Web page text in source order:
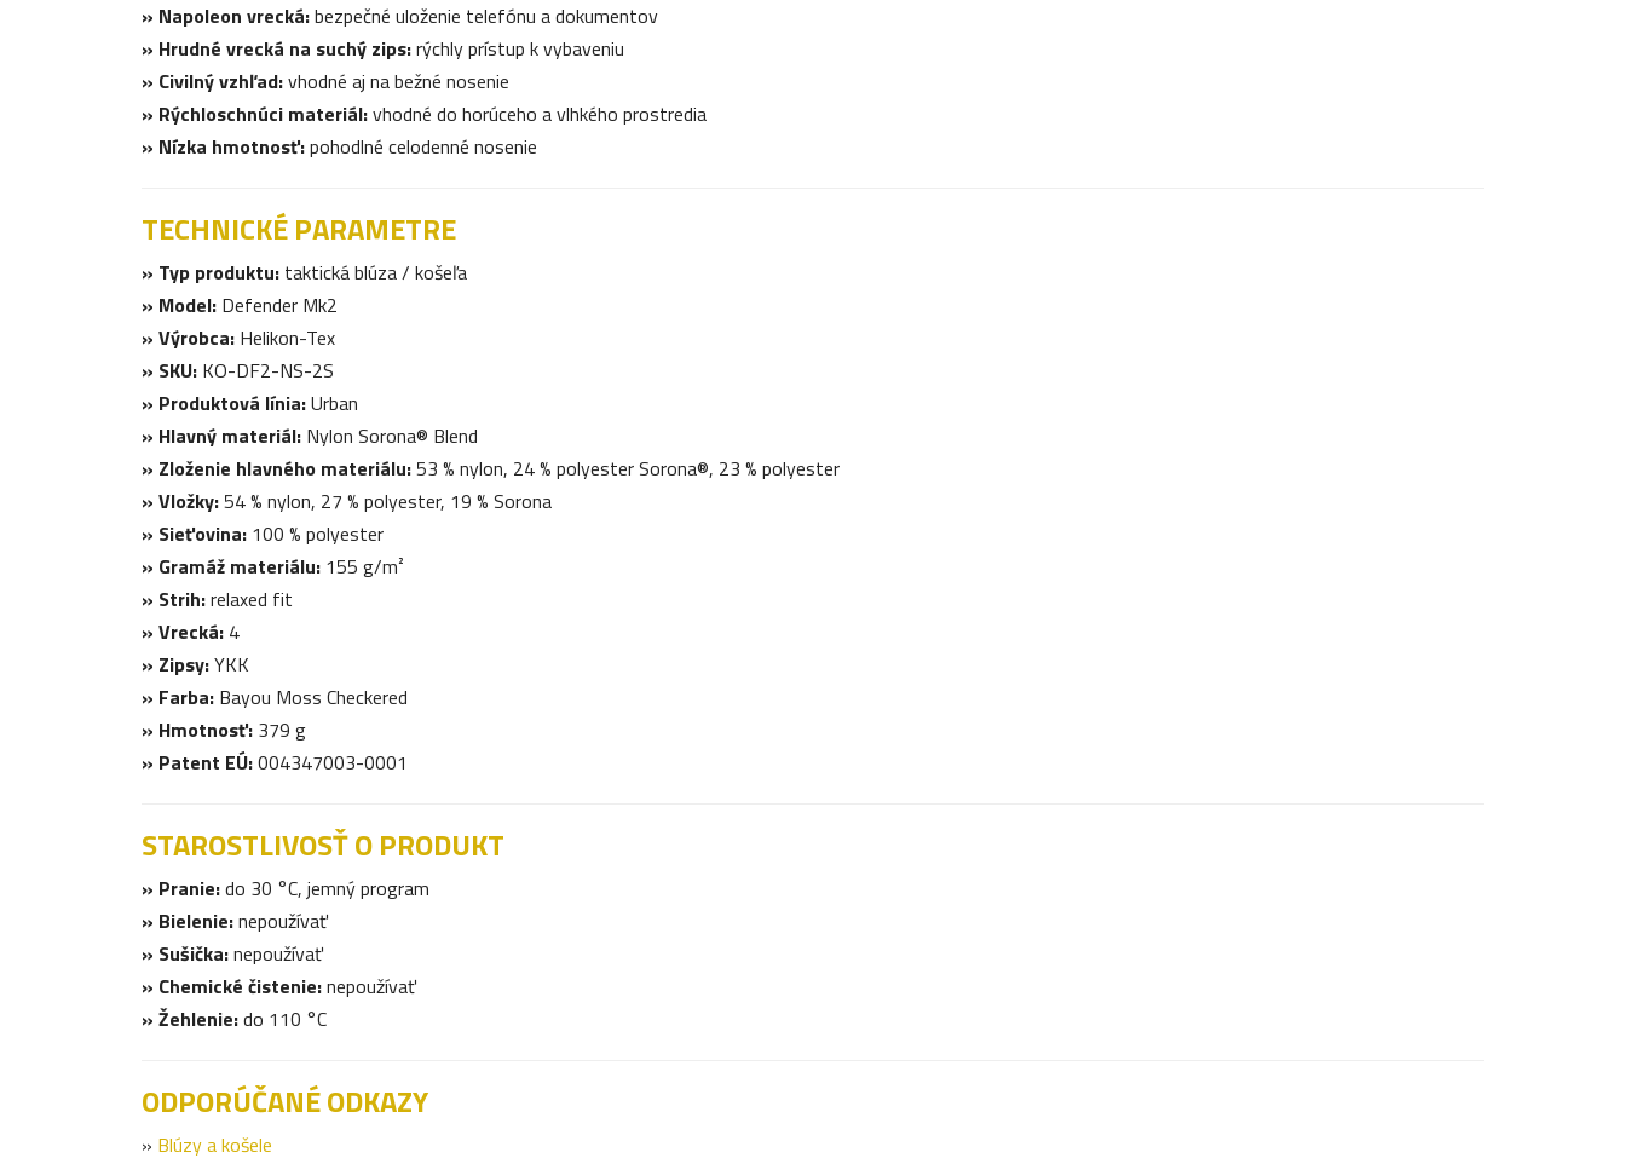
» Napoleon vrecká:bezpečné uloženie telefónu a dokumentov
» Hrudné vrecká na suchý zips:rýchly prístup k vybaveniu
» Civilný vzhľad:vhodné aj na bežné nosenie
» Rýchloschnúci materiál:vhodné do horúceho a vlhkého prostredia
» Nízka hmotnosť:pohodlné celodenné nosenie
TECHNICKÉ PARAMETRE
» Typ produktu: taktická blúza / košeľa
» Model: Defender Mk2
» Výrobca: Helikon-Tex
» SKU: KO-DF2-NS-2S
» Produktová línia:Urban
» Hlavný materiál: Nylon Sorona® Blend
» Zloženie hlavného materiálu:53 % nylon, 24 % polyester Sorona®, 23 % polyester
» Vložky:54 % nylon, 27 % polyester, 19 % Sorona
» Sieťovina: 100 % polyester
» Gramáž materiálu: 155 g/m²
» Strih:relaxed fit
» Vrecká: 4
» Zipsy:YKK
» Farba: Bayou Moss Checkered
» Hmotnosť: 379 g
» Patent EÚ:004347003-0001
STAROSTLIVOSŤ O PRODUKT
» Pranie:do 30 °C, jemný program
» Bielenie:nepoužívať
» Sušička:nepoužívať
» Chemické čistenie:nepoužívať
» Žehlenie:do 110 °C
ODPORÚČANÉ ODKAZY
» Blúzy a košele